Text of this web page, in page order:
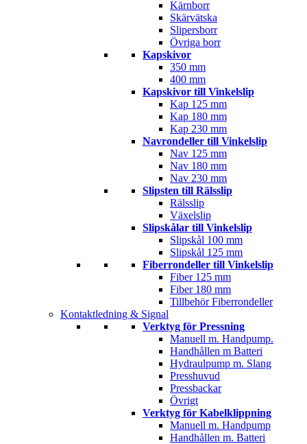
Kärnborr
Skärvätska
Slipersborr
Övriga borr
Kapskivor
350 mm
400 mm
Kapskivor till Vinkelslip
Kap 125 mm
Kap 180 mm
Kap 230 mm
Navrondeller till Vinkelslip
Nav 125 mm
Nav 180 mm
Nav 230 mm
Slipsten till Rälsslip
Rälsslip
Växelslip
Slipskålar till Vinkelslip
Slipskål 100 mm
Slipskål 125 mm
Fiberrondeller till Vinkelslip
Fiber 125 mm
Fiber 180 mm
Tillbehör Fiberrondeller
Kontaktledning & Signal
Verktyg för Pressning
Manuell m. Handpump.
Handhållen m Batteri
Hydraulpump m. Slang
Presshuvud
Pressbackar
Övrigt
Verktyg för Kabelklippning
Manuell m. Handpump
Handhållen m. Batteri